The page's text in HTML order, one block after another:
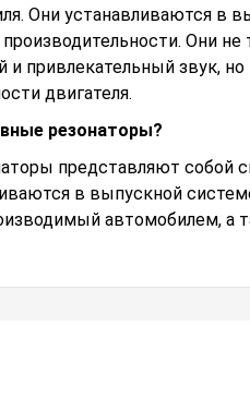
Они устанавливаются в
производительности. Они
и привлекательный звук,
двигателя.
резонаторы?
представляют собой
в выпускной
автомобилем, а